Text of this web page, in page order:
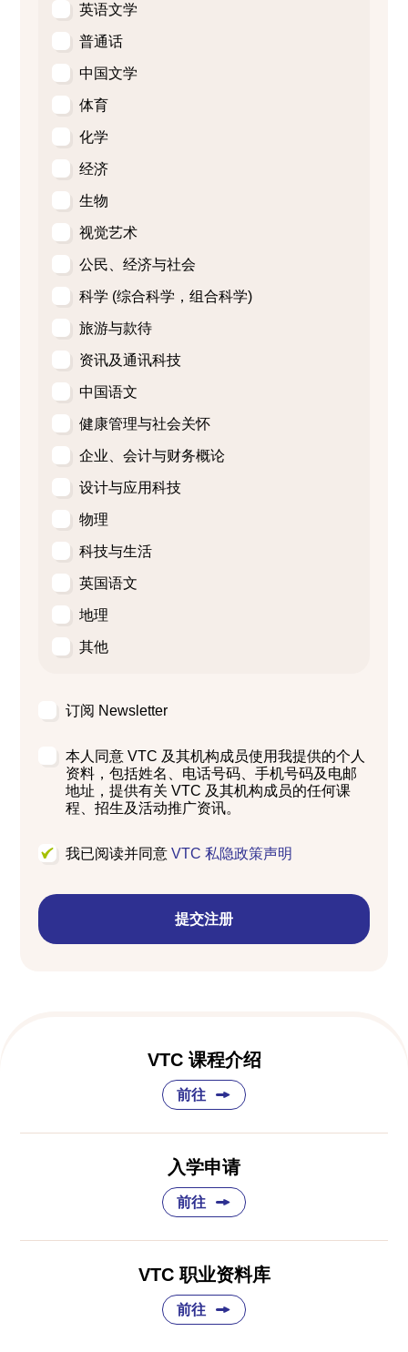
英语文学
普通话
中国文学
体育
化学
经济
生物
视觉艺术
公民、经济与社会
科学 (综合科学，组合科学)
旅游与款待
资讯及通讯科技
中国语文
健康管理与社会关怀
企业、会计与财务概论
设计与应用科技
物理
科技与生活
英国语文
地理
其他
订阅 Newsletter
本人同意 VTC 及其机构成员使用我提供的个人
资料，包括姓名、电话号码、手机号码及电邮
地址，提供有关 VTC 及其机构成员的任何课
程、招生及活动推广资讯。
我已阅读并同意VTC 私隐政策声明
提交注册
VTC 课程介绍
前往
入学申请
前往
VTC 职业资料库
前往